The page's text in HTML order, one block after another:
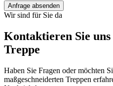
Anfrage absenden
Wir sind für Sie da
Kontaktieren Sie
Treppe
Haben Sie Fragen oder möchten
maßgeschneiderten Treppen